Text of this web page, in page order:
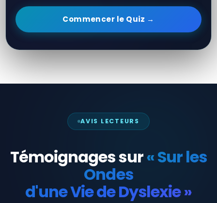
Commencer le Quiz →
AVIS LECTEURS
Témoignages sur« Sur les
Ondes
d'une Vie de Dyslexie »